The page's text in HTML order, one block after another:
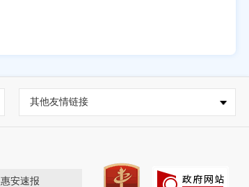
其他友情链接
惠安速报